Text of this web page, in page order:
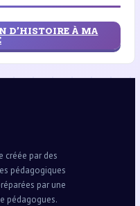
D’HISTOIRE À MA
créée par des
pédagogiques
par une
pédagogues.